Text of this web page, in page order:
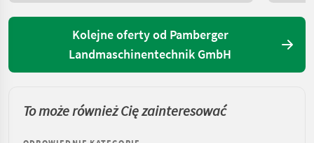
Kolejne oferty od Pamberger
Landmaschinentechnik GmbH
To może również Cię zainteresować